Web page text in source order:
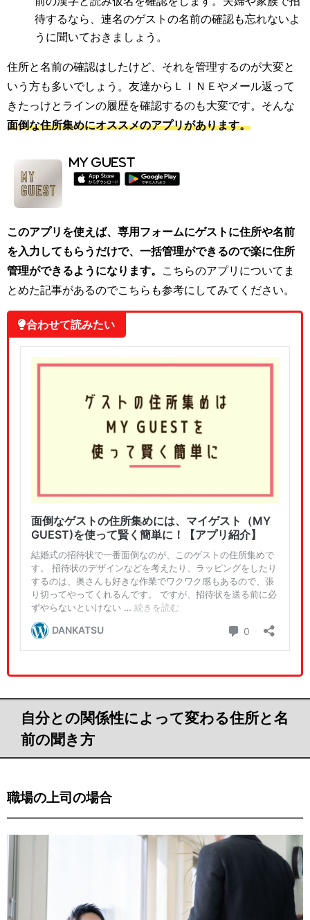
待するなら、連名のゲストの名前の確認も忘れないよ
うに聞いておきましょう。
住所と名前の確認はしたけど、それを管理するのが大変と
いう方も多いでしょう。友達からＬＩＮＥやメール返って
きたっけとラインの履歴を確認するのも大変です。そんな
面倒な住所集めにオススメのアプリがあります。
MY GUEST
このアプリを使えば、専用フォームにゲストに住所や名前
を入力してもらうだけで、一括管理ができるので楽に住所
管理ができるようになります。
こちらのアプリについてま
とめた記事があるのでこちらも参考にしてみてください。
💡合わせて読みたい
自分との関係性によって変わる住所と名
前の聞き方
職場の上司の場合